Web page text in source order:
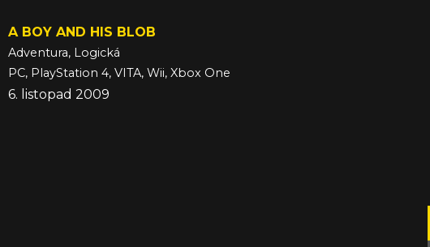
A BOY AND HIS BLOB
Adventura, Logická
PC, PlayStation 4, VITA, Wii, Xbox One
6. listopad 2009